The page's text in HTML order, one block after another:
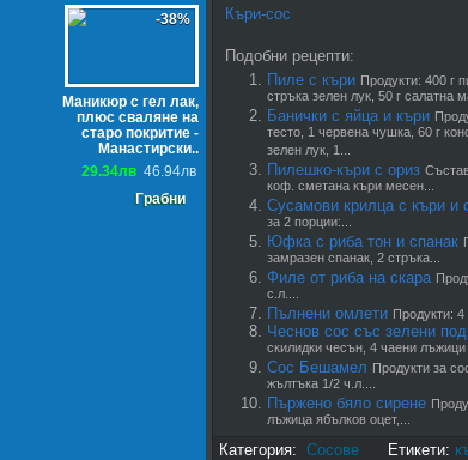
-38%
Маникюр с гел лак,
плюс сваляне на
старо покритие -
Манастирски..
29.34лв 46.94лв
Грабни
Къри-сос
Подобни рецепти:
Пиле с къри Продукти: 400 г
стръка зелен лук, 50 г салатна
Банички с яйца и къри
тесто, 1 червена чушка, 60 г
зелен лук, 1...
Пилешко-къри с ориз
коф. сметана къри месен...
Сусамови крилца с къри и
за 2 порции:...
Юфка с риба тон и спанак
замразен спанак, 2 стръка...
Филе от риба на скара
с.л....
Пълнени омлети Продукти:
Чеснов сос със зелени
скилидки чесън, 4 чаени лъжици
Сос Бешамел Продукти за
жълтъка 1/2 ч.л....
Пържено бяло сирене
лъжица ябълков оцет,...
Категория: Сосове Етикети: